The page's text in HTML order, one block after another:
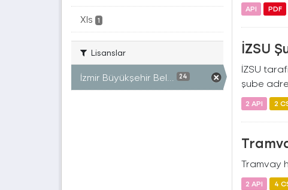
Xls 1
Lisanslar
İzmir Büyükşehir Bel... 24
API PDF
İZSU
İZSU
şube
2 API 2
Tramvay
2 API 4